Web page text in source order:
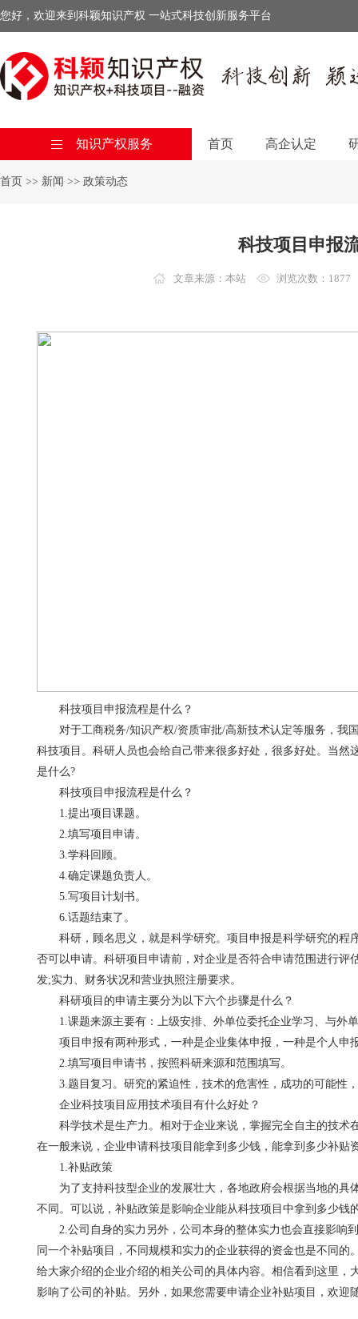
您好，欢迎来到科颖知识产权 一站式科技创新服务平台
知识产权服务 首页 高企认定
首页 >> 新闻 >> 政策动态
科技项目申报
文章来源：本站 浏览次数：1877
科技项目申报流程是什么？
对于工商税务/知识产权/资质审批/高新技术认定等服务，我
科技项目。科研人员也会给自己带来很多好处，很多好处。当
是什么?
科技项目申报流程是什么？
1.提出项目课题。
2.填写项目申请。
3.学科回顾。
4.确定课题负责人。
5.写项目计划书。
6.话题结束了。
科研，顾名思义，就是科学研究。项目申报是科学研究的程
否可以申请。科研项目申请前，对企业是否符合申请范围进行
发;实力、财务状况和营业执照注册要求。
科研项目的申请主要分为以下六个步骤是什么？
1.课题来源主要有：上级安排、外单位委托企业学习、与外
项目申报有两种形式，一种是企业集体申报，一种是个人申
2.填写项目申请书，按照科研来源和范围填写。
3.题目复习。研究的紧迫性，技术的危害性，成功的可能性
企业科技项目应用技术项目有什么好处？
科学技术是生产力。相对于企业来说，掌握完全自主的技术
在一般来说，企业申请科技项目能拿到多少钱，能拿到多少补
1.补贴政策
为了支持科技型企业的发展壮大，各地政府会根据当地的具
不同。可以说，补贴政策是影响企业能从科技项目中拿到多少钱
2.公司自身的实力另外，公司本身的整体实力也会直接影响
同一个补贴项目，不同规模和实力的企业获得的资金也是不同
给大家介绍的企业介绍的相关公司的具体内容。相信看到这里
影响了公司的补贴。另外，如果您需要申请企业补贴项目，欢迎